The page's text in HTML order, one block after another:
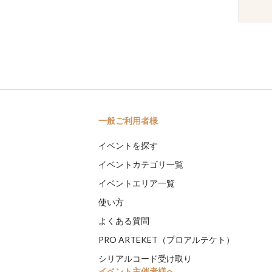
一般ご利用者様
イベントを探す
イベントカテゴリ一覧
イベントエリア一覧
使い方
よくある質問
PRO ARTEKET（プロアルテケト）
シリアルコード受け取り